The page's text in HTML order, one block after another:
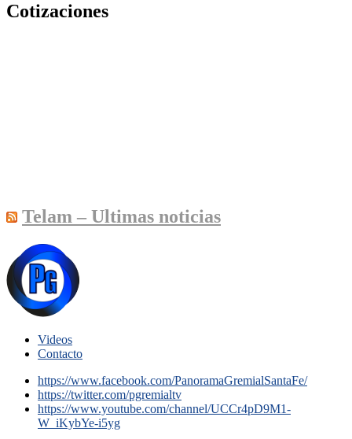
Cotizaciones
Telam – Ultimas noticias
Videos
Contacto
https://www.facebook.com/PanoramaGremialSantaFe/
https://twitter.com/pgremialtv
https://www.youtube.com/channel/UCCr4pD9M1-
W_iKybYe-i5yg